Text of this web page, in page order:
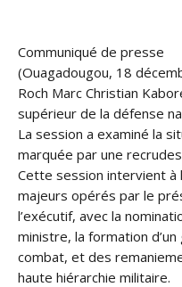
Communiqué de presse
(Ouagadougou, 18
Roch Marc Christian
supérieur de la défense
La session a examiné la
marquée par une
Cette session intervient à
majeurs opérés par le
l’exécutif, avec la
ministre, la formation
combat, et des
haute hiérarchie militaire.